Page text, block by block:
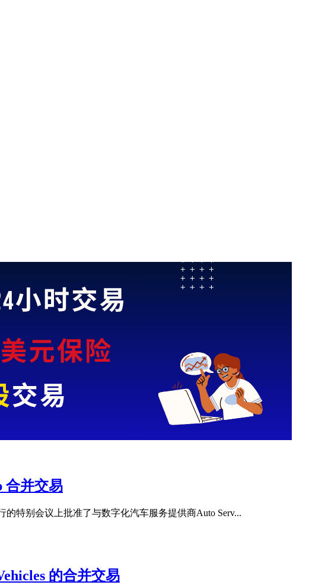
合并交易
特别会议上批准了与数字化汽车服务提供商Auto Serv...
的合并交易